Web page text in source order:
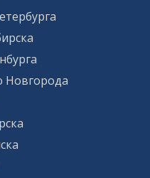
Новгорода